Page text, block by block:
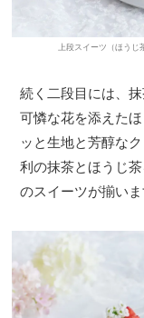
上段スイーツ（ほう
続く二段目には、
可憐な花を添えた
ッと生地と芳醇な
利の抹茶とほうじ
のスイーツが揃いま